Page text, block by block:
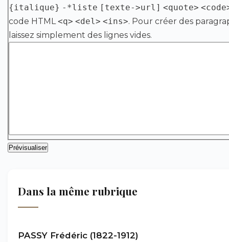
{italique} -*liste [texte->url] <quote>
code HTML<q> <del> <ins>. Pour créer des
laissez simplement des lignes vides.
Dans la même rubrique
PASSY Frédéric (1822-1912)